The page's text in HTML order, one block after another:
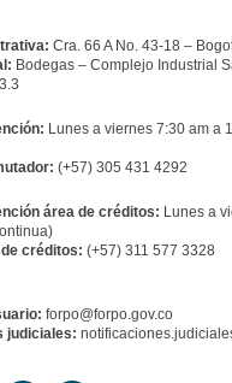
Cra. 66 A No. 43-18 –
Bodegas – Complejo Industrial
Lunes a viernes 7:30 am a
(+57) 305 431 4292
área de créditos: Lunes a
créditos: (+57) 311 577 3328
forpo@forpo.gov.co
judiciales: